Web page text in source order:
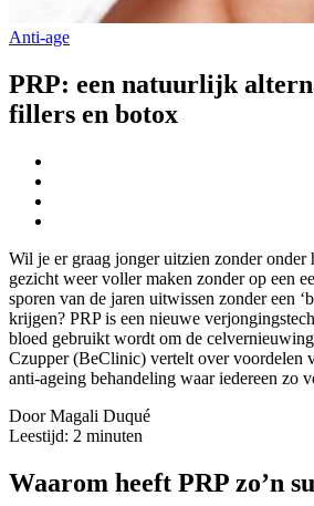
Anti-age
PRP: een natuurlijk
fillers en botox
Wil je er graag jonger uitzien zonder onder
gezicht weer voller maken zonder op een
sporen van de jaren uitwissen zonder een
krijgen? PRP is een nieuwe
bloed gebruikt wordt om de
Czupper (BeClinic) vertelt over voordelen
anti-ageing behandeling waar iedereen zo
Door Magali Duqué
Leestijd: 2 minuten
Waarom heeft PRP zo’n